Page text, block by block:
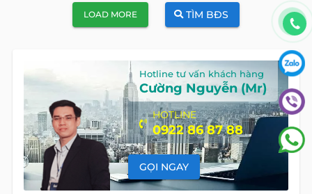
LOAD MORE TÌM BĐS
Hotline tư vấn khách hàng
Cường Nguyễn (Mr)
HOTLINE
0922 86 87 88
GỌI NGAY